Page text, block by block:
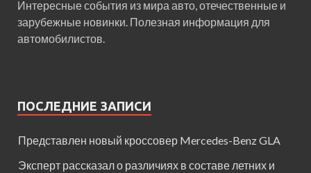
Интересные события из мира авто, отечественные и
зарубежные новинки. Полезная информация для
автомобилистов.
ПОСЛЕДНИЕ ЗАПИСИ
Представлен новый кроссовер Mercedes-Benz GLA
Эксперт рассказал о различиях в составе летних и